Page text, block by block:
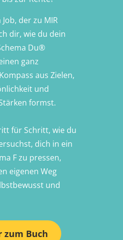
der zu MIR
dir, wie du dein
Du®
ganz
aus Zielen,
und
formst.
für Schritt, wie du
dich in ein
F zu pressen,
eigenen Weg
und
zum Buch